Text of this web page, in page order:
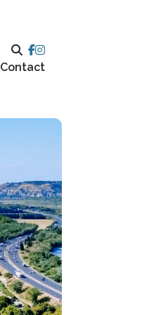
Contact